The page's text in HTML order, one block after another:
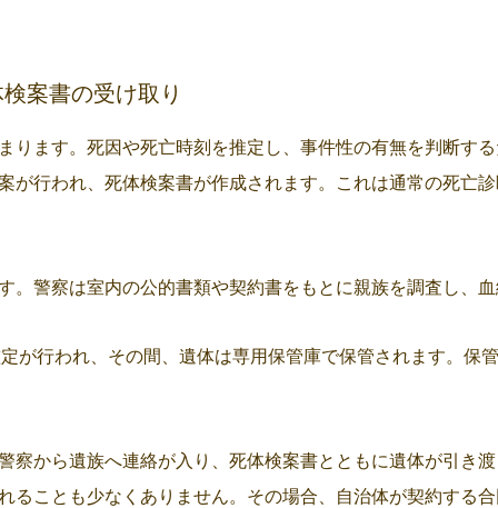
案書の受け取り
ります。死因や死亡時刻を推定し、事件性の有無を判断す
が行われ、死体検案書が作成されます。これは通常の死亡
。警察は室内の公的書類や契約書をもとに親族を調査し、
が行われ、その間、遺体は専用保管庫で保管されます。保
察から遺族へ連絡が入り、死体検案書とともに遺体が引き
ることも少なくありません。その場合、自治体が契約する